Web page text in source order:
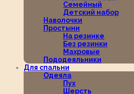
Семейный
Детский набор
Наволочки
Простыни
На резинке
Без резинки
Махровые
Пододеяльники
Для спальни
Одеяла
Пух
Шерсть